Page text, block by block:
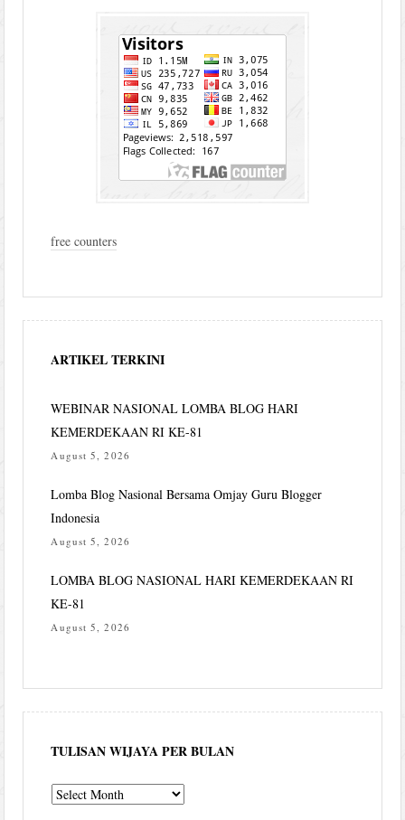
free counters
ARTIKEL TERKINI
WEBINAR NASIONAL LOMBA BLOG HARI
KEMERDEKAAN RI KE-81
August 5, 2026
Lomba Blog Nasional Bersama Omjay Guru Blogger
Indonesia
August 5, 2026
LOMBA BLOG NASIONAL HARI KEMERDEKAAN RI
KE-81
August 5, 2026
TULISAN WIJAYA PER BULAN
Tulisan